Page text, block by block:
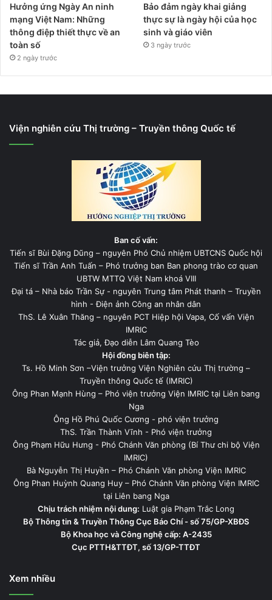
Hưởng ứng Ngày An ninh
mạng Việt Nam: Những
thông điệp thiết thực về an
toàn số
2 ngày trước
Bảo đảm ngày khai giảng
thực sự là ngày hội của học
sinh và giáo viên
3 ngày trước
Viện nghiên cứu Thị trường – Truyền thông Quốc tế
Ban cố vấn:
Tiến sĩ Bùi Đặng Dũng – nguyên Phó Chủ nhiệm UBTCNS Quốc hội
Tiến sĩ Trần Anh Tuấn – Phó trưởng ban Ban phong trào cơ quan
UBTW MTTQ Việt Nam khoá VIII
Đại tá – Nhà báo Trần Sự - nguyên Trung tâm Phát thanh – Truyền
hình - Điện ảnh Công an nhân dân
ThS. Lê Xuân Thăng – nguyên PCT Hiệp hội Vapa, Cố vấn Viện
IMRIC
Tác giả, Đạo diễn Lâm Quang Tèo
Hội đồng biên tập:
Ts. Hồ Minh Sơn –Viện trưởng Viện Nghiên cứu Thị trường –
Truyền thông Quốc tế (IMRIC)
Ông Phan Mạnh Hùng – Phó viện trưởng Viện IMRIC tại Liên bang
Nga
Ông Hồ Phú Quốc Cương - phó viện trưởng
ThS. Trần Thành Vĩnh - Phó viện trưởng
Ông Phạm Hữu Hưng - Phó Chánh Văn phòng (Bí Thư chi bộ Viện
IMRIC)
Bà Nguyễn Thị Huyền – Phó Chánh Văn phòng Viện IMRIC
Ông Phan Huỳnh Quang Huy – Phó Chánh Văn phòng Viện IMRIC
tại Liên bang Nga
Chịu trách nhiệm nội dung: Luật gia Phạm Trắc Long
Bộ Thông tin & Truyền Thông Cục Báo Chí - số 75/GP-XBĐS
Bộ Khoa học và Công nghệ cấp: A-2435
Cục PTTH&TTĐT, số 13/GP-TTĐT
Xem nhiều